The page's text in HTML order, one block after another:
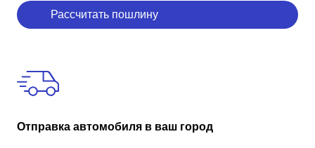
Рассчитать пошлину
Отправка автомобиля в ваш город